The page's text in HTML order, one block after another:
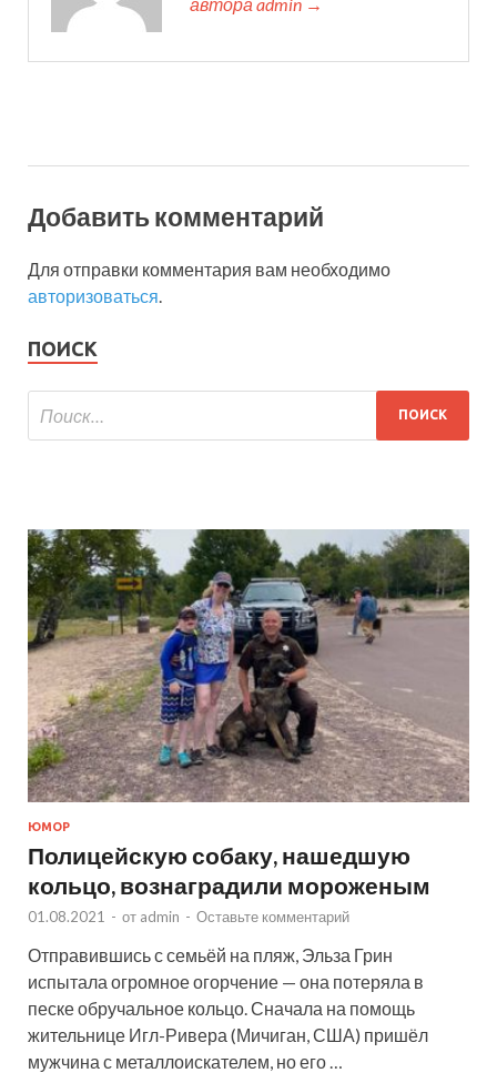
автора admin →
Добавить комментарий
Для отправки комментария вам необходимо
авторизоваться
ПОИСК
ЮМОР
Полицейскую собаку, нашедшую
кольцо, вознаградили мороженым
01.08.2021 - от admin - Оставьте комментарий
Отправившись с семьёй на пляж, Эльза Грин
испытала огромное огорчение — она потеряла в
песке обручальное кольцо. Сначала на помощь
жительнице Игл-Ривера (Мичиган, США) пришёл
мужчина с металлоискателем, но его …